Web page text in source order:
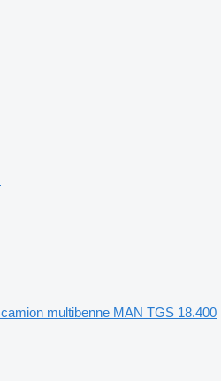
camion multibenne MAN TGS 18.400